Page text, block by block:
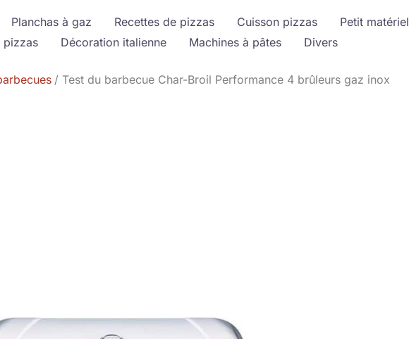
Planchas à gaz Recettes de pizzas Cuisson pizzas Petit matériel
pizzas
Décoration italienne Machines à pâtes Divers
Test du barbecue Char-Broil Performance 4 brûleurs gaz inox